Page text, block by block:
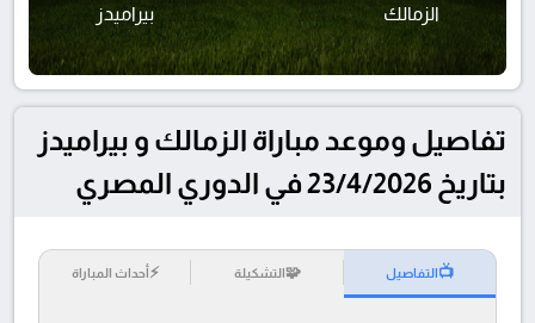
الزمالك بيراميدز
تفاصيل وموعد مباراة الزمالك و بيراميدز
بتاريخ 23/4/2026 في الدوري المصري
📺التفاصيل 🧩التشكيلة ⚡أحداث المباراة